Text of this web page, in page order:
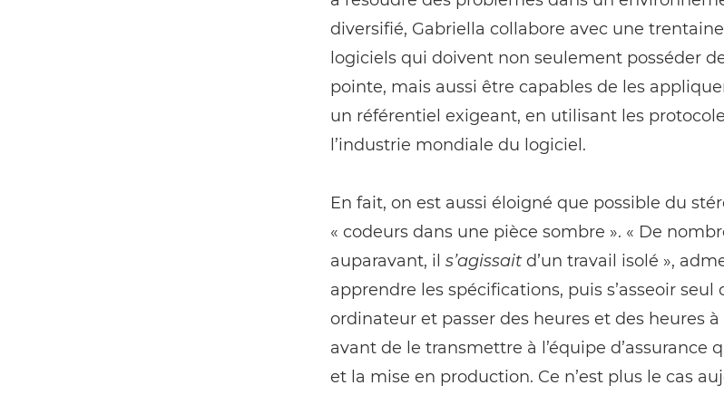
diversifié, Gabriella collabore avec une
logiciels qui doivent non seulement posséder
pointe, mais aussi être capables de les
un référentiel exigeant, en utilisant les
l’industrie mondiale du logiciel.
En fait, on est aussi éloigné que possible du
« codeurs dans une pièce sombre ». « De
auparavant, il sʼagissaitdʼun travail isolé »,
apprendre les spécifications, puis sʼasseoir seul
ordinateur et passer des heures et des heures
avant de le transmettre à l’équipe dʼassurance
et la mise en production. Ce nʼest plus le cas